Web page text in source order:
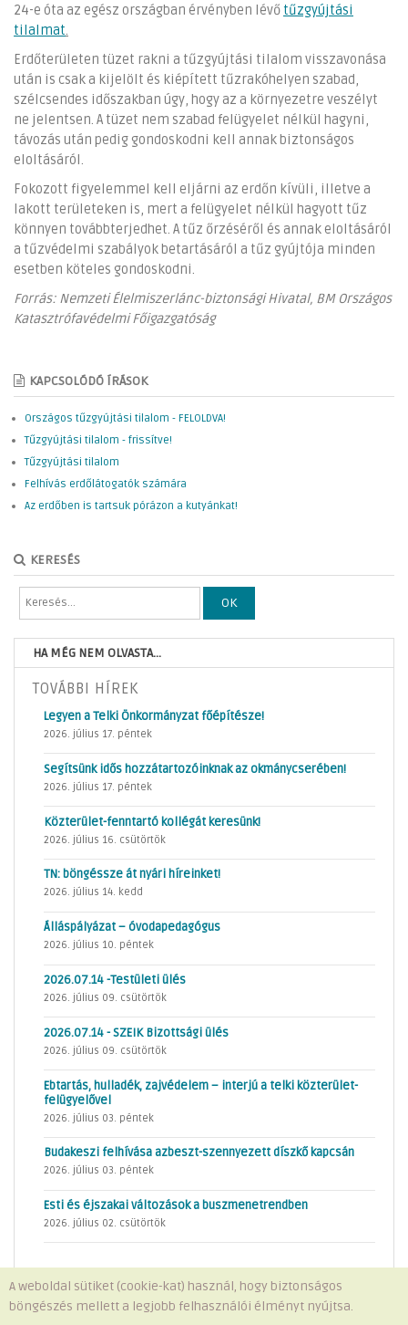
24-e óta az egész országban érvényben lévőtűzgyújtási
tilalmat.
Erdőterületen tüzet rakni a tűzgyújtási tilalom visszavonása
után is csak a kijelölt és kiépített tűzrakóhelyen szabad,
szélcsendes időszakban úgy, hogy az a környezetre veszélyt
ne jelentsen. A tüzet nem szabad felügyelet nélkül hagyni,
távozás után pedig gondoskodni kell annak biztonságos
eloltásáról.
Fokozott figyelemmel kell eljárni az erdőn kívüli, illetve a
lakott területeken is, mert a felügyelet nélkül hagyott tűz
könnyen továbbterjedhet. A tűz őrzéséről és annak eloltásáról
a tűzvédelmi szabályok betartásáról a tűz gyújtója minden
esetben köteles gondoskodni.
Forrás: Nemzeti Élelmiszerlánc-biztonsági Hivatal, BM Országos
Katasztrófavédelmi Főigazgatóság
KAPCSOLÓDÓ ÍRÁSOK
Országos tűzgyújtási tilalom - FELOLDVA!
Tűzgyújtási tilalom - frissítve!
Tűzgyújtási tilalom
Felhívás erdőlátogatók számára
Az erdőben is tartsuk pórázon a kutyánkat!
KERESÉS
OK
HA MÉG NEM OLVASTA...
TOVÁBBI HÍREK
Legyen a Telki Önkormányzat főépítésze!
2026. július 17. péntek
Segítsünk idős hozzátartozóinknak az okmánycserében!
2026. július 17. péntek
Közterület-fenntartó kollégát keresünk!
2026. július 16. csütörtök
TN: böngéssze át nyári híreinket!
2026. július 14. kedd
Álláspályázat – óvodapedagógus
2026. július 10. péntek
2026.07.14 -Testületi ülés
2026. július 09. csütörtök
2026.07.14 - SZEIK Bizottsági ülés
2026. július 09. csütörtök
Ebtartás, hulladék, zajvédelem – interjú a telki közterület-
felügyelővel
2026. július 03. péntek
Budakeszi felhívása azbeszt-szennyezett díszkő kapcsán
2026. július 03. péntek
Esti és éjszakai változások a buszmenetrendben
2026. július 02. csütörtök
Minden jog fenntartva © 2026 Telki Község Önkormányzata
A weboldal sütiket (cookie-kat) használ, hogy biztonságos
böngészés mellett a legjobb felhasználói élményt nyújtsa.